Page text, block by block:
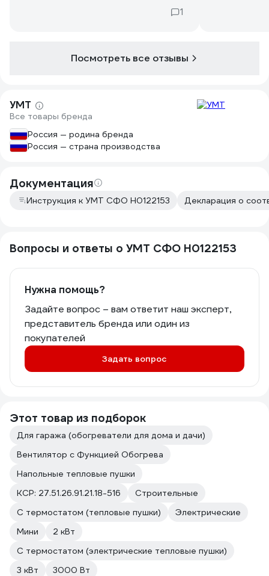
1
Посмотреть все отзывы
УМТ
Все товары бренда
Россия — родина бренда
Россия — страна производства
Документация
Инструкция к УМТ СФО Н0122153 Декларация о
Вопросы и ответы о УМТ СФО Н0122153
Нужна помощь?
Задайте вопрос – вам ответит наш эксперт,
представитель бренда или один из
покупателей
Задать вопрос
Этот товар из подборок
Для гаража (обогреватели для дома и дачи)
Вентилятор с Функцией Обогрева
Напольные тепловые пушки
КСР: 27.51.26.91.21.18-516
Строительные
С термостатом (тепловые пушки)
Электрические
Мини
2 кВт
С термостатом (электрические тепловые пушки)
3 кВт
3000 Вт